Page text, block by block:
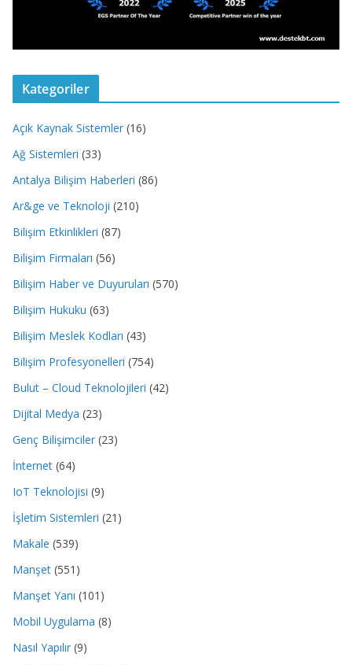
Kategoriler
Açık Kaynak Sistemler (16)
Ağ Sistemleri (33)
Antalya Bilişim Haberleri (86)
Ar&ge ve Teknoloji (210)
Bilişim Etkinlikleri (87)
Bilişim Firmaları (56)
Bilişim Haber ve Duyuruları (570)
Bilişim Hukuku (63)
Bilişim Meslek Kodları (43)
Bilişim Profesyonelleri (754)
Bulut – Cloud Teknolojileri (42)
Dijital Medya (23)
Genç Bilişimciler (23)
İnternet (64)
IoT Teknolojisi (9)
İşletim Sistemleri (21)
Makale (539)
Manşet (551)
Manşet Yanı (101)
Mobil Uygulama (8)
Nasıl Yapılır (9)